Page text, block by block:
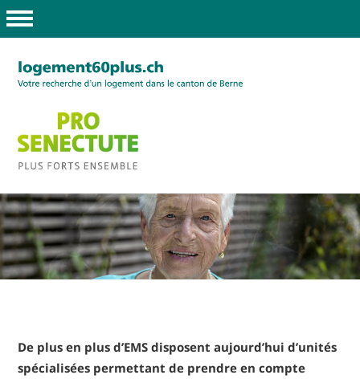
De plus en plus d’EMS disposent aujourd’hui d’unités
spécialisées permettant de prendre en compte